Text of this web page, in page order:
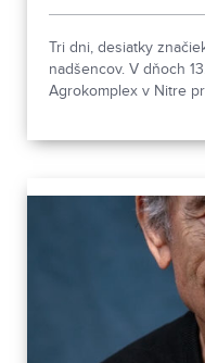
Tri dni, desiatky
nadšencov. V dňoch
Agrokomplex v Nitre